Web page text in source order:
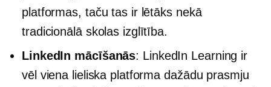
platformas, taču tas ir lētāks nekā
tradicionālā skolas izglītība.
LinkedIn mācīšanās: LinkedIn Learning ir
vēl viena lieliska platforma dažādu prasmju